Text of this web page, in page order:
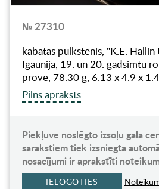
№ 27310
kabatas pulkstenis, "K.E. Hallin
Igaunija, 19. un 20. gadsimtu
prove, 78.30 g, 6.13 x 4.9 x
Pilns apraksts
Piekļuve noslēgto izsoļu gala
sarakstiem tiek izsniegta
nosacījumi ir aprakstīti
IELOGOTIES